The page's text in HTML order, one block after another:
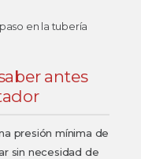
en la tubería
antes
presión mínima de
sin necesidad de